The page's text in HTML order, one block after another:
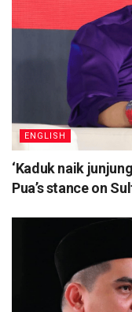
ENGLISH
‘Kaduk naik
Pua’s stance on